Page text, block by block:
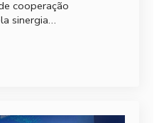
cooperação
sinergia…